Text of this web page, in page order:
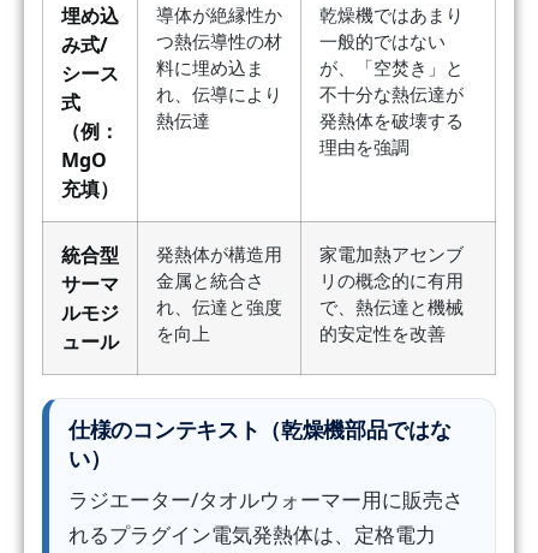
埋め込
み式/
シース
式
（例：
MgO
充填）
導体が絶縁性か
つ熱伝導性の材
料に埋め込ま
れ、伝導により
熱伝達
乾燥機ではあまり
一般的ではない
が、「空焚き」と
不十分な熱伝達が
発熱体を破壊する
理由を強調
統合型
サーマ
ルモジ
ュール
発熱体が構造用
金属と統合さ
れ、伝達と強度
を向上
家電加熱アセンブ
リの概念的に有用
で、熱伝達と機械
的安定性を改善
仕様のコンテキスト（乾燥機部品ではな
い）
ラジエーター/タオルウォーマー用に販売さ
れるプラグイン電気発熱体は、定格電力